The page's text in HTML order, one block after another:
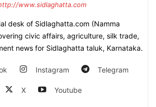
www.sidlaghatta.com
desk of Sidlaghatta.com (Namma
civic affairs, agriculture, silk trade,
news for Sidlaghatta taluk, Karnataka.
Instagram Telegram
X Youtube